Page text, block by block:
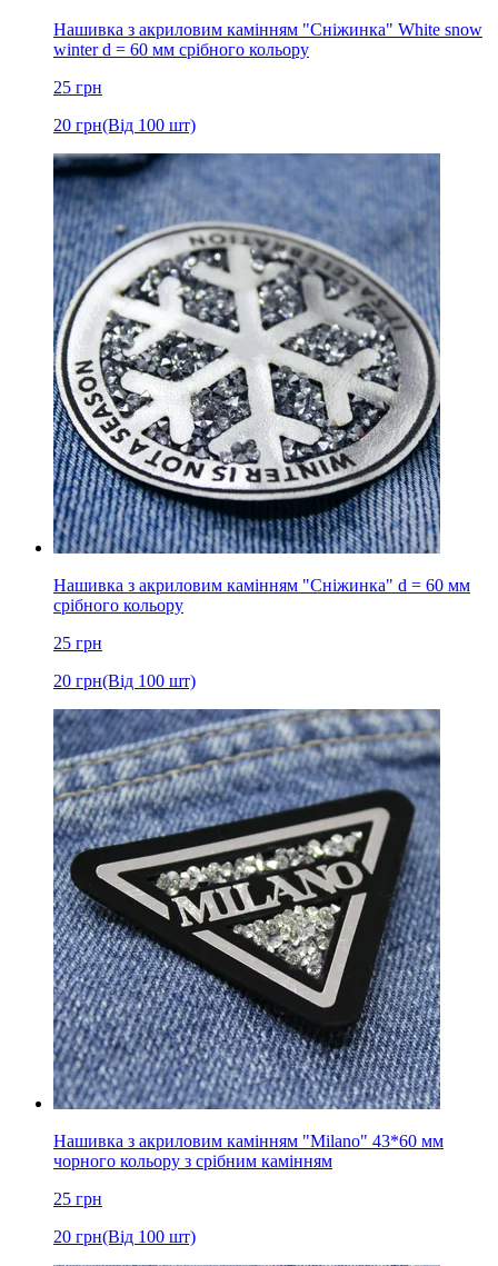
Нашивка з акриловим камінням "Сніжинка" White snow
winter d = 60 мм срібного кольору
25 грн
20 грн(Від 100 шт)
Нашивка з акриловим камінням "Сніжинка" d = 60 мм
срібного кольору
25 грн
20 грн(Від 100 шт)
Нашивка з акриловим камінням "Milano" 43*60 мм
чорного кольору з срібним камінням
25 грн
20 грн(Від 100 шт)